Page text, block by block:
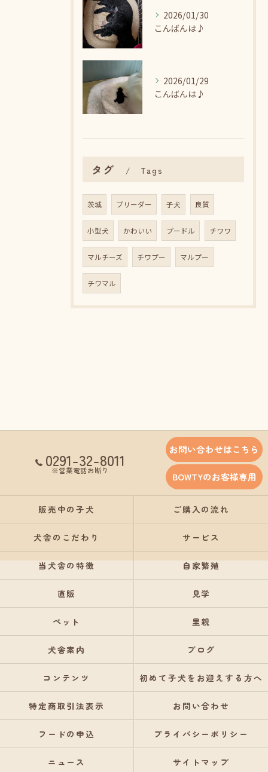
2026/01/30
こんばんは♪
2026/01/29
こんばんは♪
タグ Tags
茨城 ブリーダー 子犬 良質
小型犬 かわいい プードル チワワ
マルチーズ チワプー マルプー
チワマル
0291-32-8011
※営業電話お断り
お問い合わせはこちら
BOWTYのお客様専用
販売中の子犬 ご購入の流れ
犬舎のこだわり サービス
当犬舎の特徴 自家繁殖
直販 見学
ペット 里親
犬舎案内 ブログ
コンテンツ 初めて子犬をお迎えする方へ
特定商取引法表示 お問い合わせ
フードの申込 プライバシーポリシー
ニュース サイトマップ